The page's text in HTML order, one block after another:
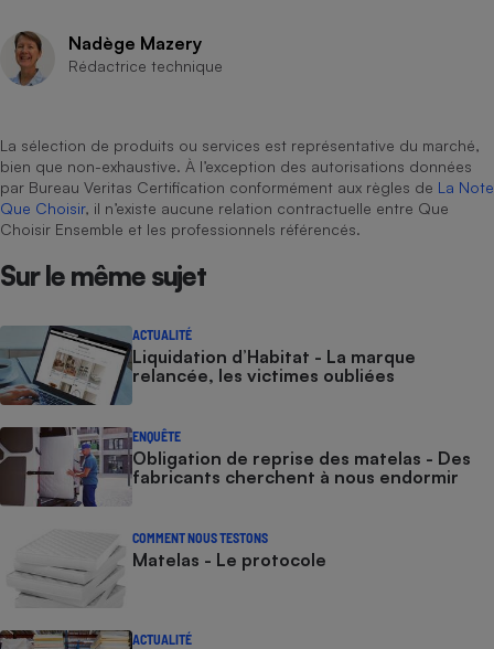
Nadège Mazery
Rédactrice technique
La sélection de produits ou services est représentative du marché,
bien que non-exhaustive. À l’exception des autorisations données
par Bureau Veritas Certification conformément aux règles de La Note
Que Choisir, il n’existe aucune relation contractuelle entre Que
Choisir Ensemble et les professionnels référencés.
Sur le même sujet
ACTUALITÉ
Liquidation d’Habitat - La marque
relancée, les victimes oubliées
ENQUÊTE
Obligation de reprise des matelas - Des
fabricants cherchent à nous endormir
COMMENT NOUS TESTONS
Matelas - Le protocole
ACTUALITÉ